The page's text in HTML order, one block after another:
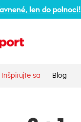
len do polnoci!
Inšpirujte sa Blog